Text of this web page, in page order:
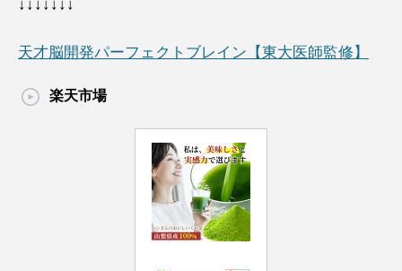
↓↓↓↓↓↓↓
天才脳開発パーフェクトブレイン【東大医師監修】
楽天市場